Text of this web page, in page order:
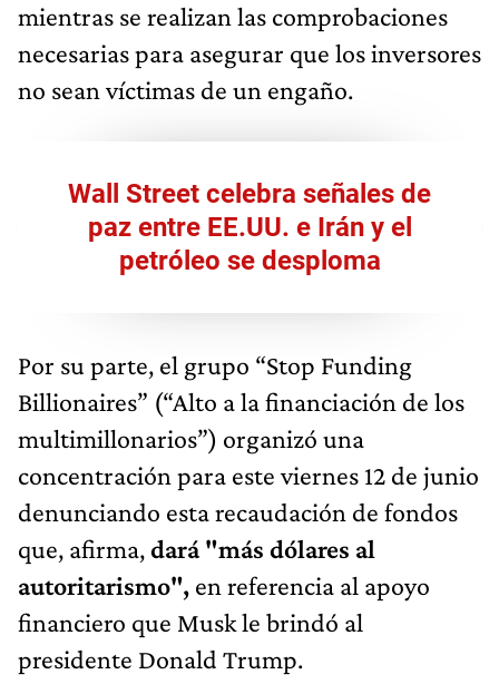
mientras se realizan las comprobaciones
necesarias para asegurar que los inversores
no sean víctimas de un engaño.
Wall Street celebra señales de
paz entre EE.UU. e Irán y el
petróleo se desploma
Por su parte, el grupo “Stop Funding
Billionaires” (“Alto a la financiación de los
multimillonarios”) organizó una
concentración para este viernes 12 de junio
denunciando esta recaudación de fondos
que, afirma,dará "más dólares al
autoritarismo", en referencia al apoyo
financiero que Musk le brindó al
presidente Donald Trump.